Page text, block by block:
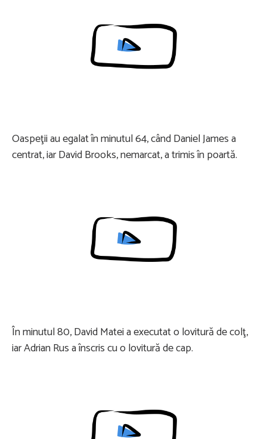
Oaspeţii au egalat în minutul 64, când Daniel James a
centrat, iar David Brooks, nemarcat, a trimis în poartă.
În minutul 80, David Matei a executat o lovitură de colţ,
iar Adrian Rus a înscris cu o lovitură de cap.